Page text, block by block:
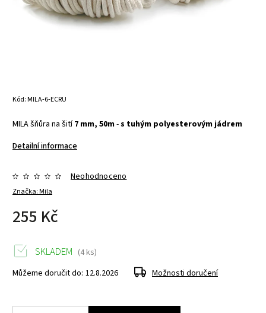
Kód:MILA-6-ECRU
MILA šňůra na šití7 mm, 50m-s tuhým polyesterovým jádrem
Detailní informace
Značka:Mila
Neohodnoceno
255 Kč
SKLADEM (4 ks)
Můžeme doručit do: 12.8.2026 Možnosti doručení